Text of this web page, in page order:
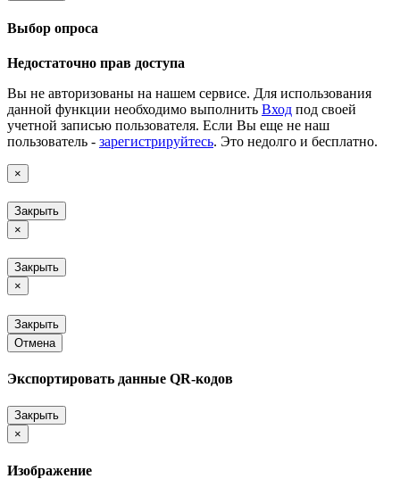
Выбор опроса
Недостаточно прав доступа
Вы не авторизованы на нашем сервисе. Для использования
данной функции необходимо выполнить Вход под своей
учетной записью пользователя. Если Вы еще не наш
пользователь - зарегистрируйтесь. Это недолго и бесплатно.
×
Закрыть
×
Закрыть
×
Закрыть
Отмена
Экспортировать данные QR-кодов
Закрыть
×
Изображение